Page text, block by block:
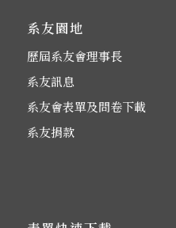
系友園地
歷屆系友會理事長
系友訊息
系友會表單及問卷下載
系友捐款